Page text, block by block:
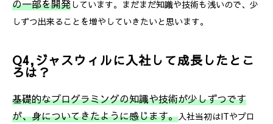
の一部を開発 しています。まだまだ知識や技術も浅いので、少
しずつ出来ることを増やしていきたいと思います。
Q4,ジャスウィルに入社して成長したとこ
ろは？
基礎的なプログラミングの知識や技術が少しずつです
が、身についてきたように感じます。入社当初はITやプロ